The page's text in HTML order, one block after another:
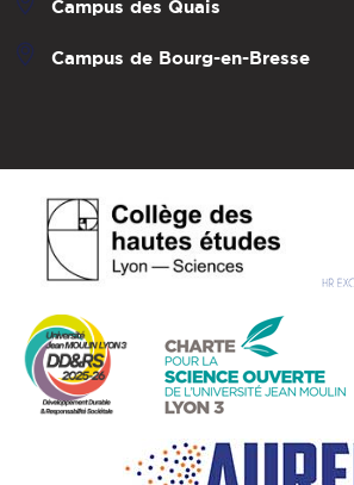
Campus des Quais
Campus de Bourg-en-Bresse